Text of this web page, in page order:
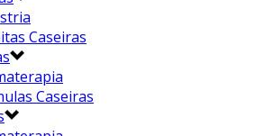
Caseiras
Caseiras